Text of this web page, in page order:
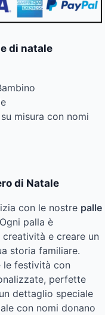
di natale
misura con nomi
di Natale
con le nostre palle
palla è
creatività e creare un
storia familiare.
le festività con
perfette
dettaglio speciale
con nomi donano